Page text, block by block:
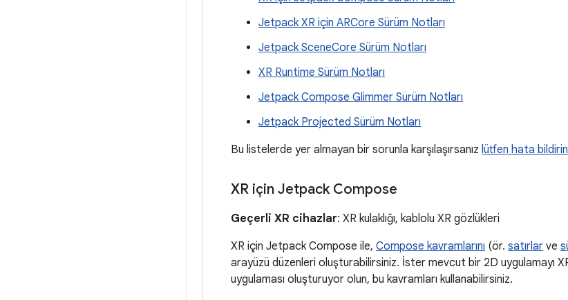
Jetpack XR için ARCore Sürüm Notları
Jetpack SceneCore Sürüm Notları
XR Runtime Sürüm Notları
Jetpack Compose Glimmer Sürüm Notları
Jetpack Projected Sürüm Notları
Bu listelerde yer almayan bir sorunla karşılaşırsanız lütfen hata
XR için Jetpack Compose
Geçerli XR cihazlar: XR kulaklığı, kablolu XR gözlükleri
XR için Jetpack Compose ile, Compose kavramlarını (ör. satırlar ve
arayüzü düzenleri oluşturabilirsiniz. İster mevcut bir 2D uygulamayı
uygulaması oluşturuyor olun, bu kavramları kullanabilirsiniz.